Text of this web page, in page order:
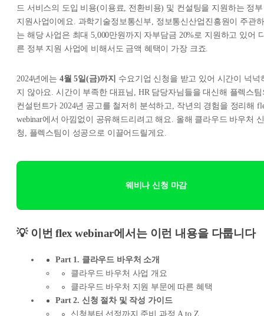
드 서비스의 도입 비용(이용료, 전환비용) 및 컨설팅을 지원하는 정부
지원사업이에요. 과학기술정보통신부, 정보통신산업진흥원이 주관하
는 해당 사업은 최대 5,000만원까지 자부담금 20%로 지원하고 있어
른 정부 지원 사업에 비해서도 금액 혜택이 가장 크죠.
2024년에는 4월 5일(금)까지 수요기업 신청을 받고 있어 시간이 넉넉
지 않아요. 시간이 부족한 대표님, HR 담당자님들을 대신해 플렉스팀
컨설턴트가 2024년 공고를 철저히 분석하고, 작년의 경험을 정리해
webinar에서 아낌없이 공유해드리려고 해요. 올해 클라우드 바우처 신
청, 플렉스팀이 성공으로 이끌어드릴게요.
웨비나 신청 마감
💡 이번 flex webinar에서는 이런 내용을 다룹니다
Part 1. 클라우드 바우처 소개
클라우드 바우처 사업 개요
클라우드 바우처 지원 부문에 따른 혜택
Part 2. 신청 절차 및 작성 가이드
신청부터 선정까지 준비 과정 A to Z